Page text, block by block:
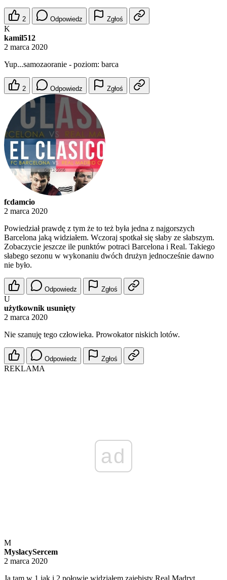
2 Odpowiedz Zgłoś
K
kamil512
2 marca 2020
Yup...samozaoranie - poziom: barca
2 Odpowiedz Zgłoś
fcdamcio
2 marca 2020
Powiedział prawdę z tym że to też była jedna z najgorszych
Barcelona jaką widziałem. Wczoraj spotkał się słaby ze słabszym.
Zobaczycie jeszcze ile punktów potraci Barcelona i Real. Takiego
słabego sezonu w wykonaniu dwóch drużyn jednocześnie dawno
nie było.
Odpowiedz Zgłoś
U
użytkownik usunięty
2 marca 2020
Nie szanuję tego człowieka. Prowokator niskich lotów.
Odpowiedz Zgłoś
REKLAMA
ad
M
MyslacySercem
2 marca 2020
Ja tam w 1 jak i 2 połowie widziałem zajebisty Real Madryt.